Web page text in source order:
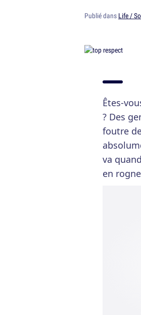
Publié dans Life /
Êtes-
? Des
foutre
va
en